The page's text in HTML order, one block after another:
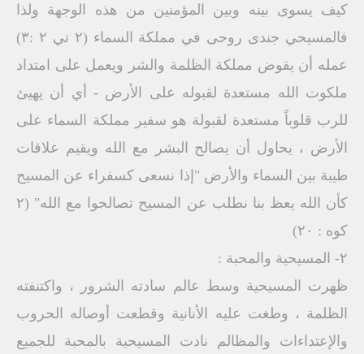
كيف يسوى بينه وبين المؤمنين من هذه الوجهة ولذا
فالمسيحي جندى روحى في مملكة السماء (۲ تي ۲ :۳)
عمله أن يقوض مملكة الظلمة والشر ويعمل على امتداد
ملكوت الله مستعدة لقبوله على الأرض - أي أن يهيئ
للرب قلوباً مستعدة لقبولة هو سفير مملكة السماء على
الأرض ، يحاول أن يصالح البشر مع الله ويقيم علاقات
طيبة بين السماء والأرض "إذا نسعى كسفراء عن المسيح
كأن الله يعظ بنا نطلب عن المسيح تصالحوا مع الله" (٢
کوه : ۲۰)
٢- المسيحية والمحبة :
ظهرت المسيحية وسط عالم سادته الشرور ، واكتنفته
الظلمة ، وطغت عليه الأنانية وقطعت أوصاله الحروب
والإعتداءات والمظالم نادت المسيحية بالمحبة للجميع